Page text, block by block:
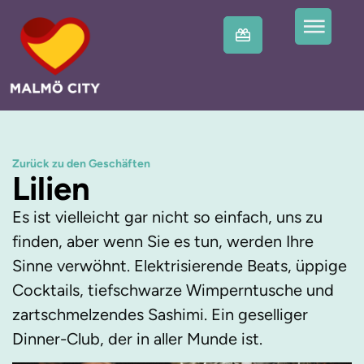
Zurück zu den Geschäften
Lilien
Es ist vielleicht gar nicht so einfach, uns zu
finden, aber wenn Sie es tun, werden Ihre
Sinne verwöhnt. Elektrisierende Beats, üppige
Cocktails, tiefschwarze Wimperntusche und
zartschmelzendes Sashimi. Ein geselliger
Dinner-Club, der in aller Munde ist.